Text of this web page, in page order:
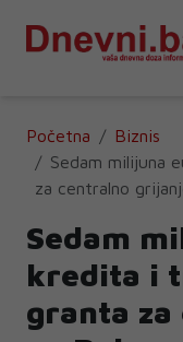
Početna
Biznis
Sedam milijuna
za centralno
Sedam
kredita i
granta